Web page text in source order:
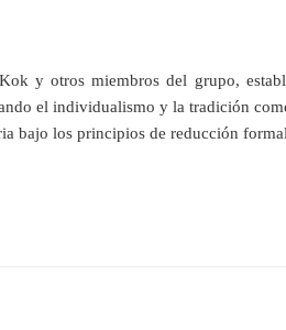
y otros miembros del grupo,
el individualismo y la tradición
bajo los principios de reducción